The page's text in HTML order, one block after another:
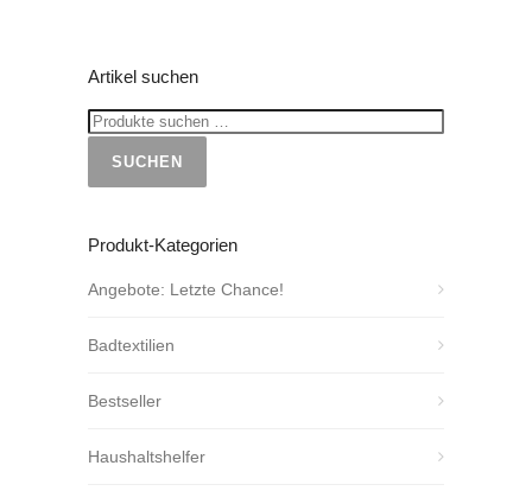
Artikel suchen
SUCHEN
Produkt-Kategorien
Angebote: Letzte Chance!
Badtextilien
Bestseller
Haushaltshelfer